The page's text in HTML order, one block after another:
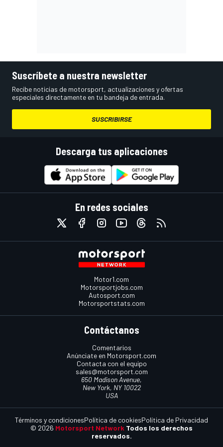
Suscríbete a nuestra newsletter
Recibe noticias de motorsport, actualizaciones y ofertas
especiales directamente en tu bandeja de entrada.
SUSCRIBIRSE
Descarga tus aplicaciones
En redes sociales
Motor1.com
Motorsportjobs.com
Autosport.com
Motorsportstats.com
Contáctanos
Comentarios
Anúnciate en Motorsport.com
Contacta con el equipo
sales@motorsport.com
650 Madison Avenue,
New York, NY 10022
USA
© 2026 Motorsport Network Todos los derechos
reservados.
Términos y condicionesPolítica de cookiesPolítica de Privacidad